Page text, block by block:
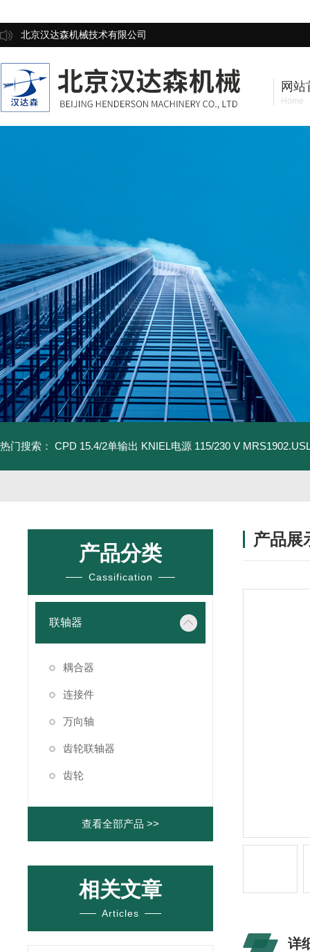
北京汉达森机械技术有限公司
网站
Home
热门搜索： CPD 15.4/2单输出 KNIEL电源 115/230 V
产品分类
Cassification
联轴器
耦合器
连接件
万向轴
齿轮联轴器
齿轮
查看全部产品 >>
相关文章
Articles
产品展
详